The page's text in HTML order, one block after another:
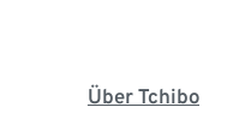
Über Tchibo